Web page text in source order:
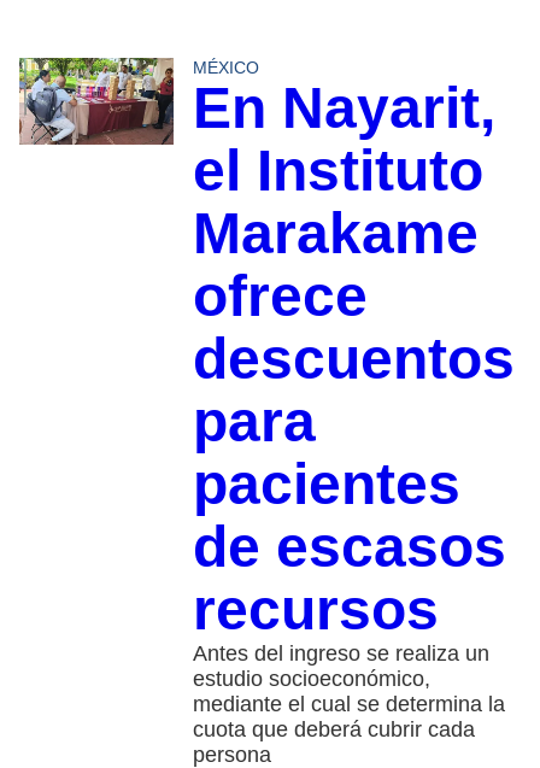
MÉXICO
En Nayarit,
el Instituto
Marakame
ofrece
descuentos
para
pacientes
de escasos
recursos
Antes del ingreso se realiza un
estudio socioeconómico,
mediante el cual se determina la
cuota que deberá cubrir cada
persona